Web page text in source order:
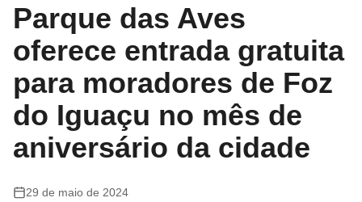
Parque das Aves
oferece entrada gratuita
para moradores de Foz
do Iguaçu no mês de
aniversário da cidade
29 de maio de 2024